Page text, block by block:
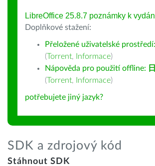
LibreOffice 25.8.7 poznámky k
Doplňkové stažení:
Přeložené uživatelské prostředí:
(Torrent, Informace)
Nápověda pro použití offline:
(Torrent, Informace)
potřebujete jiný jazyk?
SDK a zdrojový kód
Stáhnout SDK